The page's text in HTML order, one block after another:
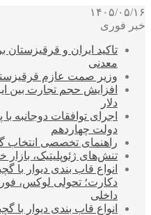
۱۴۰۵/۰۵/۱۶
خبر فوری
تاکید ایران و
معدنی
وزیر صمت عازم
دلار
اجرای توافقات دوجانبه
دولت چهاردهم
راهنمای تخصصی انتخاب
تنش‌های ژئوپلیتیک،
انواع قاب بندی دیوار با
دکارت؛ تحولی لوکس،
داخلی
انواع قاب بندی دیوار با